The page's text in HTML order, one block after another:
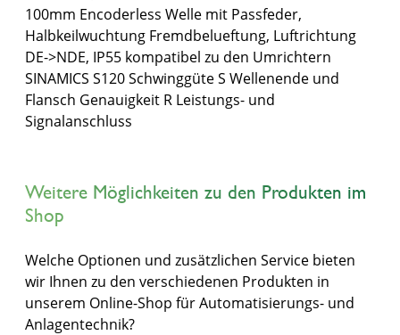
100mm Encoderless Welle mit Passfeder,
Halbkeilwuchtung Fremdbelueftung, Luftrichtung
DE->NDE, IP55 kompatibel zu den Umrichtern
SINAMICS S120 Schwinggüte S Wellenende und
Flansch Genauigkeit R Leistungs- und
Signalanschluss
Weitere Möglichkeiten zu den Produkten im
Shop
Welche Optionen und zusätzlichen Service bieten
wir Ihnen zu den verschiedenen Produkten in
unserem Online-Shop für Automatisierungs- und
Anlagentechnik?